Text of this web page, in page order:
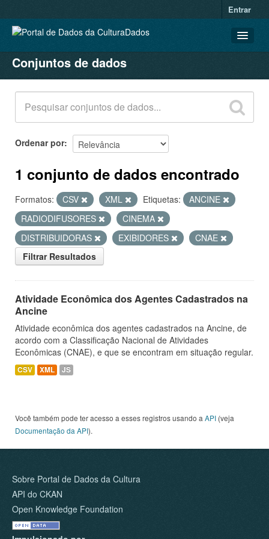
Entrar
CONJUNTOS DE DADOS
ORGANIZAÇÕES
GRUPOS
SOBRE
Conjuntos de dados
Ordenar por
1 conjunto de dados encontrado
Formatos: CSV XML Etiquetas:
ANCINE
RADIODIFUSORES
CINEMA
DISTRIBUIDORAS
EXIBIDORES
CNAE
Filtrar Resultados
Atividade Econômica dos Agentes Cadastrados na
Ancine
Atividade econômica dos agentes cadastrados na Ancine, de
acordo com a Classificação Nacional de Atividades
Econômicas (CNAE), e que se encontram em situação regular.
CSV XML JS
Você também pode ter acesso a esses registros usando a API (veja
Documentação da API).
Sobre Portal de Dados da Cultura
API do CKAN
Open Knowledge Foundation